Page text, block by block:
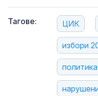
Тагове: ЦИК
избори
политика